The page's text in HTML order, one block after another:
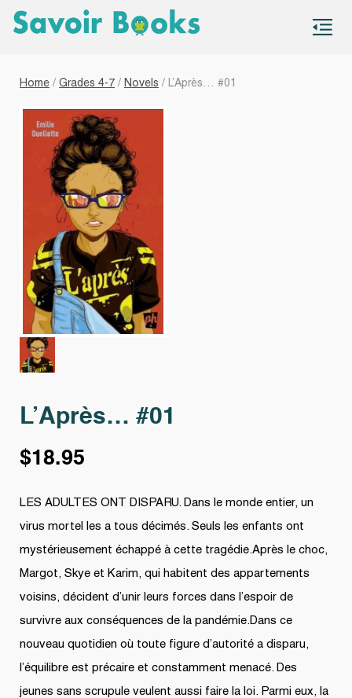
Home / Grades 4-7 / Novels / L’Après… #01
L’Après… #01
$18.95
LES ADULTES ONT DISPARU. Dans le monde entier, un
virus mortel les a tous décimés. Seuls les enfants ont
mystérieusement échappé à cette tragédie.Après le choc,
Margot, Skye et Karim, qui habitent des appartements
voisins, décident d’unir leurs forces dans l’espoir de
survivre aux conséquences de la pandémie.Dans ce
nouveau quotidien où toute figure d’autorité a disparu,
l’équilibre est précaire et constamment menacé. Des
jeunes sans scrupule veulent aussi faire la loi. Parmi eux, la